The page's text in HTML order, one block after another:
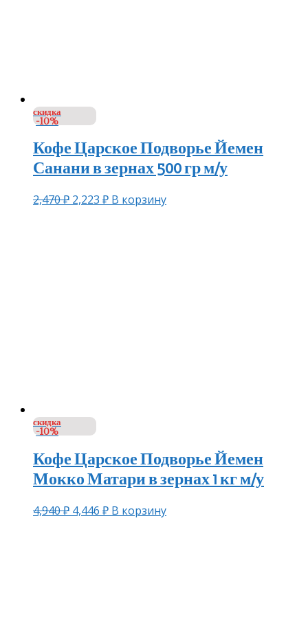
скидка
-10%
Кофе Царское Подворье Йемен
Санани в зернах 500 гр м/у
2,470₽ 2,223 ₽ В корзину
скидка
-10%
Кофе Царское Подворье Йемен
Мокко Матари в зернах 1 кг м/у
4,940₽ 4,446 ₽ В корзину